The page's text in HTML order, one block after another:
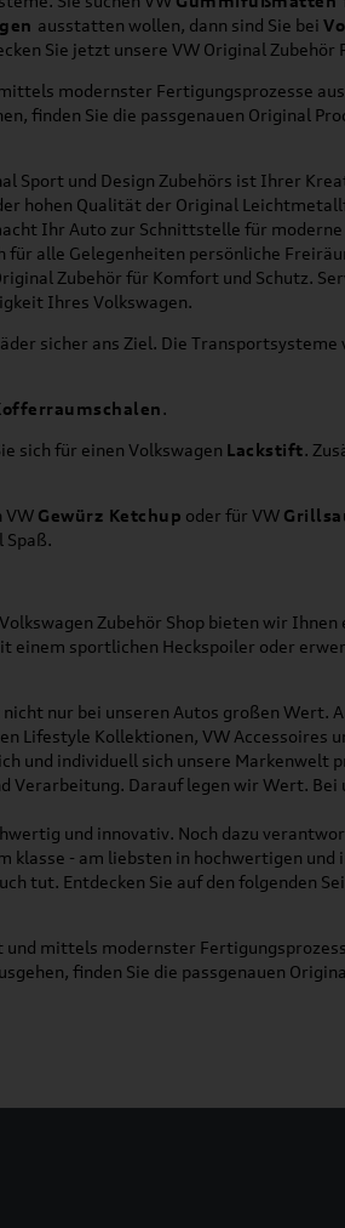
ausstatten wollen, dann sind Sie bei
Sie jetzt unsere VW Original
modernster Fertigungsprozesse
finden Sie die passgenauen Original
Sport und Design Zubehörs ist Ihrer
hohen Qualität der Original
Ihr Auto zur Schnittstelle für
alle Gelegenheiten persönliche
Zubehör für Komfort und Schutz.
Ihres Volkswagen.
sicher ans Ziel. Die Transportsysteme
.
sich für einen Volkswagen Lackstift.
VW Gewürz Ketchup oder für VW
Spaß.
Zubehör Shop bieten wir
sportlichen Heckspoiler oder
nur bei unseren Autos großen Wert.
Lifestyle Kollektionen, VW Accessoires
und individuell sich unsere Markenwelt
Darauf legen wir Wert. Bei
und innovativ. Noch dazu
- am liebsten in hochwertigen
tut. Entdecken Sie auf den folgenden
mittels modernster
finden Sie die passgenauen